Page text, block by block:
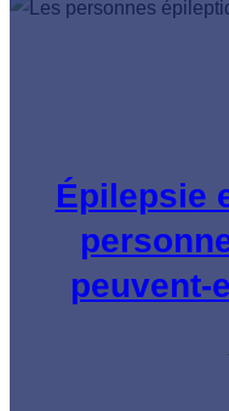
Épilepsie
peuvent-